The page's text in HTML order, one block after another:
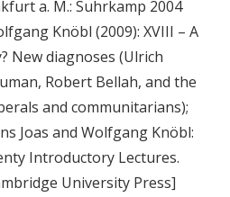
a. M.: Suhrkamp 2004
Knöbl (2009): XVIII – A
New diagnoses (Ulrich
Robert Bellah, and the
and communitarians);
Joas and Wolfgang Knöbl:
Introductory Lectures.
University Press]